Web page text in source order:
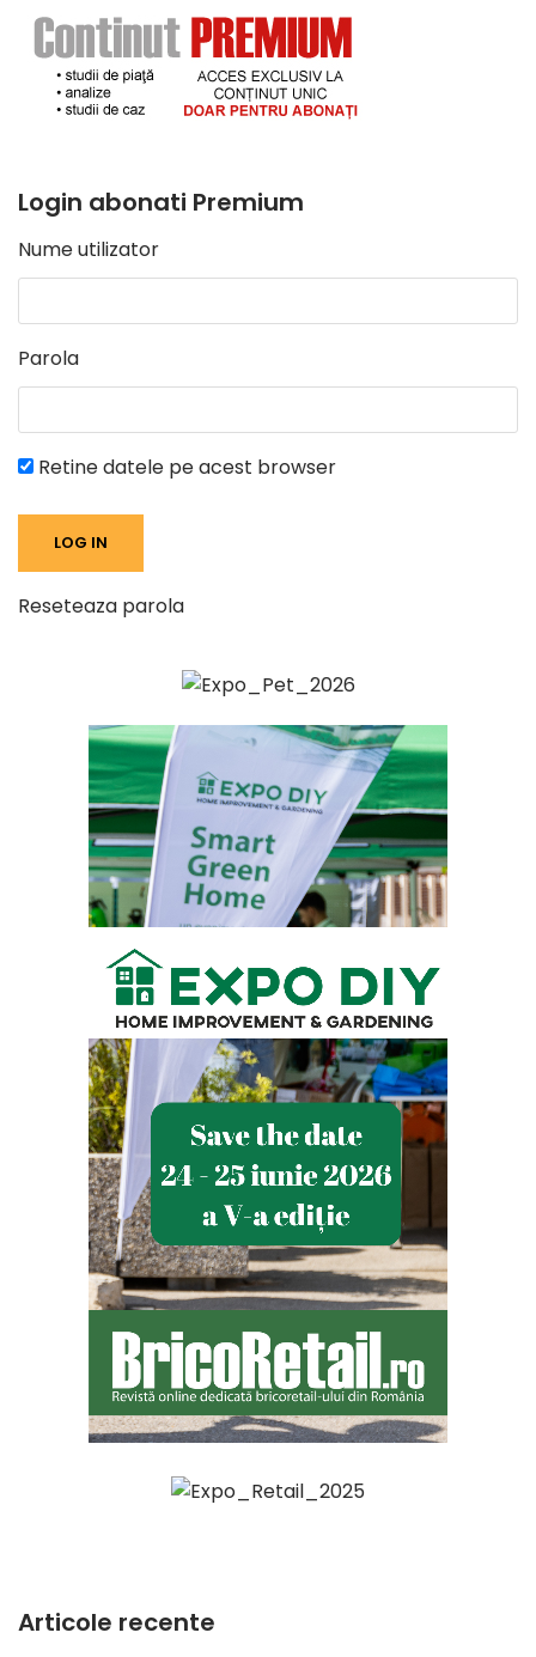
Login abonati Premium
Nume utilizator
Parola
Retine datele pe acest browser
Reseteaza parola
Articole recente